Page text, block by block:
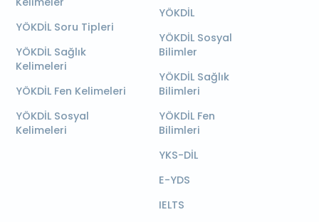
YÖKDİL Soru Tipleri
YÖKDİL Sağlık
Kelimeleri
YÖKDİL Fen Kelimeleri
YÖKDİL Sosyal
Kelimeleri
YÖKDİL
YÖKDİL Sosyal
Bilimler
YÖKDİL Sağlık
Bilimleri
YÖKDİL Fen
Bilimleri
YKS-DİL
E-YDS
IELTS